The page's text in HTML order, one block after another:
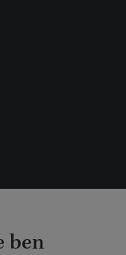
ben